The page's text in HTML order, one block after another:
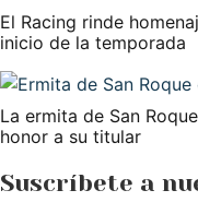
El Racing rinde
inicio de la temporada
La ermita de San
honor a su titular
Suscríbete a